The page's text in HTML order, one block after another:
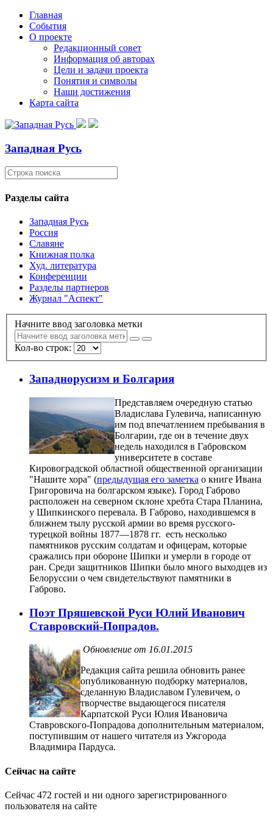
Главная
События
О проекте
Редакционный совет
Информация об авторах
Цели и задачи проекта
Понятия и символы
Наши достижения
Карта сайта
Западная Русь
Разделы сайта
Западная Русь
Россия
Славяне
Книжная полка
Худ. литература
Конференции
Разделы партнеров
Журнал "Аспект"
Начните ввод заголовка метки
Кол-во строк:
Западнорусизм и Болгария
Представляем очередную статью
Владислава Гулевича, написанную
им под впечатлением пребывания в
Болгарии, где он в течение двух
недель находился в Габровском
университете в составе
Кировоградской областной общественной организации
"Нашите хора" (предыдущая его заметка о книге Ивана
Григоровича на болгарском языке). Город Габрово
расположен на северном склоне хребта Стара Планина,
у Шипкинского перевала. В Габрово, находившемся в
ближнем тылу русской армии во время русского-
турецкой войны 1877—1878 гг. есть несколько
памятников русским солдатам и офицерам, которые
сражались при обороне Шипки и умерли в городе от
ран. Среди защитников Шипки было много выходцев из
Белоруссии о чем свидетельствуют памятники в
Габрово.
Поэт Пряшевской Руси Юлий Иванович
Ставровский-Попрадов.
Обновление от 16.01.2015
Редакция сайта решила обновить ранее
опубликованную подборку материалов,
сделанную Владиславом Гулевичем, о
творчестве выдающегося писателя
Карпатской Руси Юлия Ивановича
Ставровского-Попрадова дополнительным материалом,
поступившим от нашего читателя из Ужгорода
Владимира Пардуса.
Сейчас на сайте
Сейчас 472 гостей и ни одного зарегистрированного
пользователя на сайте